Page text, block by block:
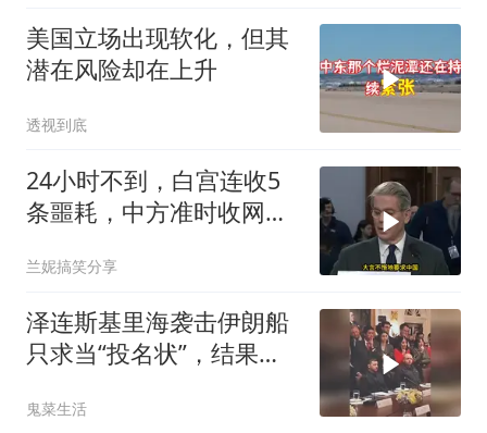
美国立场出现软化，但其
潜在风险却在上升
透视到底
24小时不到，白宫连收5
条噩耗，中方准时收网，
兰妮搞笑分享
泽连斯基里海袭击伊朗船
只求当“投名状”，结果特
鬼菜生活